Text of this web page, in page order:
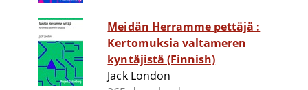
Meidän Herramme pettäjä :
Kertomuksia valtameren
kyntäjistä (Finnish)
Jack London